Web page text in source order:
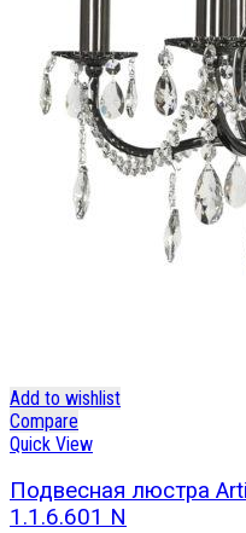
Add to wishlist
Compare
Quick View
Подвесная люстра
1.1.6.601 N